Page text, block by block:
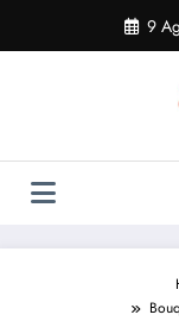
contenuto
9